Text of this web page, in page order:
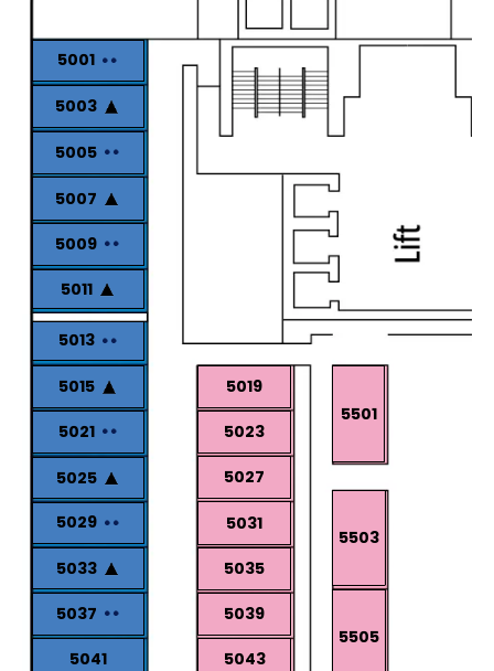
5001
5003
5005
5007
5009
5011
5013
5015 5019
5021 5023
5025 5027
5029 5031
5033 5035
5037 5039
5041 5043
5501
5503
5505